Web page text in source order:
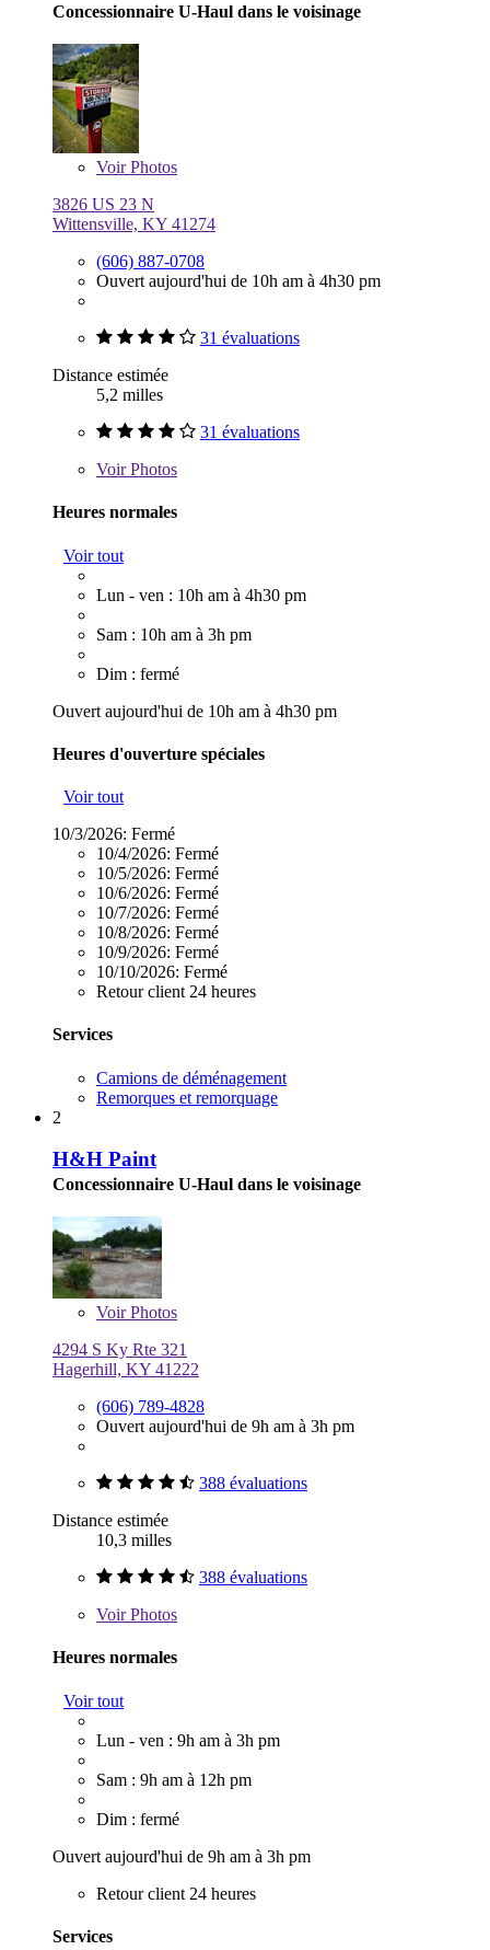
Concessionnaire U-Haul dans le voisinage
VoirPhotos
3826 US 23 N
Wittensville, KY 41274
(606) 887-0708
Ouvert aujourd'hui de 10h am à 4h30 pm
31 évaluations
Distance estimée
5,2 milles
31 évaluations
VoirPhotos
Heures normales
Voir tout
Lun - ven : 10h am à 4h30 pm
Sam : 10h am à 3h pm
Dim : fermé
Ouvert aujourd'hui de 10h am à 4h30 pm
Heures d'ouverture spéciales
Voir tout
10/3/2026: Fermé
10/4/2026: Fermé
10/5/2026: Fermé
10/6/2026: Fermé
10/7/2026: Fermé
10/8/2026: Fermé
10/9/2026: Fermé
10/10/2026: Fermé
Retour client 24 heures
Services
Camions de déménagement
Remorques et remorquage
2
H&H Paint
Concessionnaire U-Haul dans le voisinage
VoirPhotos
4294 S Ky Rte 321
Hagerhill, KY 41222
(606) 789-4828
Ouvert aujourd'hui de 9h am à 3h pm
388 évaluations
Distance estimée
10,3 milles
388 évaluations
VoirPhotos
Heures normales
Voir tout
Lun - ven : 9h am à 3h pm
Sam : 9h am à 12h pm
Dim : fermé
Ouvert aujourd'hui de 9h am à 3h pm
Retour client 24 heures
Services